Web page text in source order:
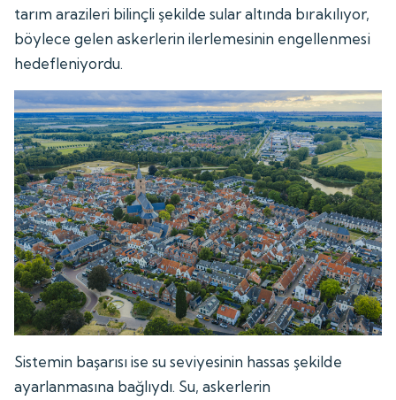
tarım arazileri bilinçli şekilde sular altında bırakılıyor,
böylece gelen askerlerin ilerlemesinin engellenmesi
hedefleniyordu.
Sistemin başarısı ise su seviyesinin hassas şekilde
ayarlanmasına bağlıydı. Su, askerlerin